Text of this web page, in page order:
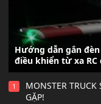
Hướng dẫn gắn
điều khiển từ xa RC
1
MONSTER
GẶP!